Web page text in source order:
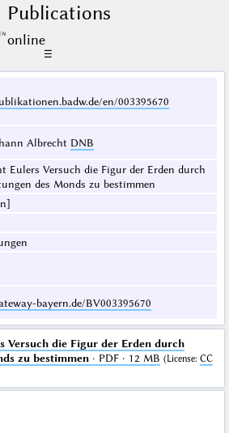
Publications
online
☰
en/003395670
Albrecht DNB
Eulers Versuch die Figur der Erden durch
des Monds zu bestimmen
bayern.de/BV003395670
Versuch die Figur der Erden durch
zu bestimmen· PDF · 12 MB (License: CC